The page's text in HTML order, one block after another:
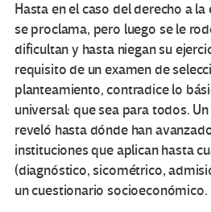
Hasta en el caso del derecho a
se proclama, pero luego se le
dificultan y hasta niegan su
requisito de un examen de
planteamiento, contradice lo
universal: que sea para todos.
reveló hasta dónde han
instituciones que aplican hasta
(diagnóstico, sicométrico,
un cuestionario socioeconómico.